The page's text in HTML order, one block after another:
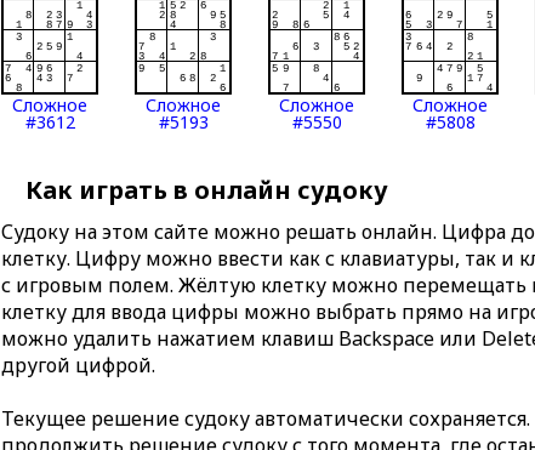
Сложное
#3612
Сложное
#5193
Сложное
#5550
Сложное
#5808
Как играть в онлайн судоку
Судоку на этом сайте можно решать онлайн. Цифра
клетку. Цифру можно ввести как с клавиатуры, так и
с игровым полем. Жёлтую клетку можно перемещать
клетку для ввода цифры можно выбрать прямо на
можно удалить нажатием клавиш Backspace или
другой цифрой.
Текущее решение судоку автоматически